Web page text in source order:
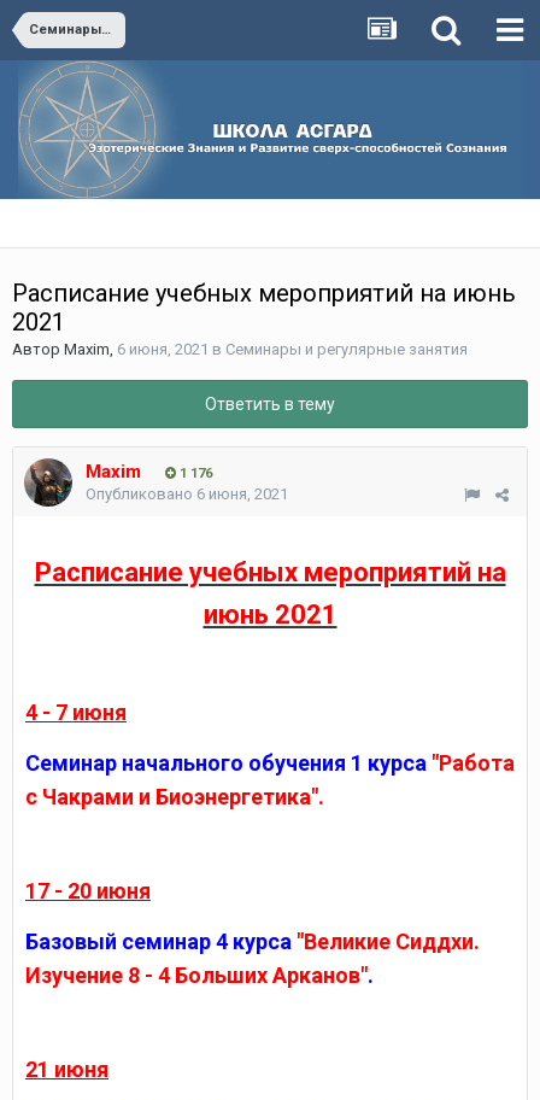
Семинары и регулярные занятия
Расписание учебных мероприятий на июнь
2021
Автор Maxim 6 июня, 2021 в Семинары и регулярные занятия
Ответить в тему
Maxim 1 176
Опубликовано 6 июня, 2021
Расписание учебных мероприятий на
июнь 2021
4 - 7 июня
Семинар начального обучения 1 курса "Работа
с Чакрами и Биоэнергетика".
17 - 20 июня
Базовый семинар 4 курса "Великие Сиддхи.
Изучение 8 - 4 Больших Арканов".
21 июня